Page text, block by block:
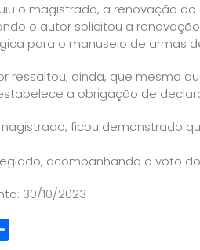
o magistrado, a renovação
o autor solicitou a
para o manuseio de armas
ressaltou, ainda, que mesmo
a obrigação de
ficou demonstrado
acompanhando o voto
30/10/2023